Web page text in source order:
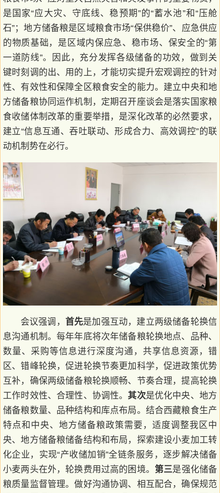
是国家“应大灾、守底线、稳预期”的“蓄水池”和“压舱
石”；地方储备粮是区域粮食市场“保供稳价”、应急供应
的物质基础，是区域内保应急、稳市场、保安全的“第
一道防线”。因此，充分发挥各级储备的功效，做到关
键时刻调的出、用的上，才能切实提升宏观调控的针对
性、有效性和保障全区粮食安全的能力。建立中央和地
方储备粮协同运作机制，定期召开座谈会是落实国家粮
食收储体制改革的重要举措，是深化改革的必然要求，
建立“信息互通、吞吐联动、形成合力、高效调控”的联
动机制势在必行。
会议强调， 首先是加强互动，建立两级储备轮换信
息沟通机制。每年年底将次年储备粮轮换地点、品种、
数量、采购等信息进行深度沟通，共享信息资源，错
区、错峰轮换，促进轮换节奏更加科学，促进政策优势
互补，确保两级储备粮轮换顺畅、节奏合理，提高轮换
工作时效性、合理性、协调性。 其次是优化中央、地方
储备粮数量、品种结构和库点布局。结合西藏粮食生产
特点和中央、地方储备粮政策需要，适度调整我区中
央、地方储备粮储备结构和布局，探索建设小麦加工转
化企业，实现“产收储加销”全链条服务，逐步解决储备
小麦两头在外，轮换费用过高的困境。 第三是强化储备
粮质量监督管理。做好沟通协调、相互配合，确保规范